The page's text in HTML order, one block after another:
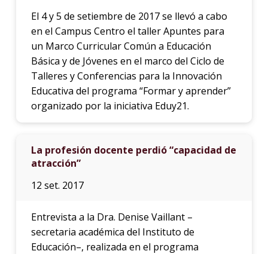
El 4 y 5 de setiembre de 2017 se llevó a cabo
en el Campus Centro el taller Apuntes para
un Marco Curricular Común a Educación
Básica y de Jóvenes en el marco del Ciclo de
Talleres y Conferencias para la Innovación
Educativa del programa “Formar y aprender”
organizado por la iniciativa Eduy21.
La profesión docente perdió “capacidad de
atracción”
12 set. 2017
Entrevista a la Dra. Denise Vaillant –
secretaria académica del Instituto de
Educación–, realizada en el programa